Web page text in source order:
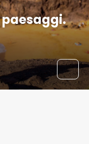
paesaggi.